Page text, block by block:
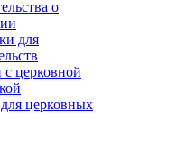
о
для
с церковной
церковных